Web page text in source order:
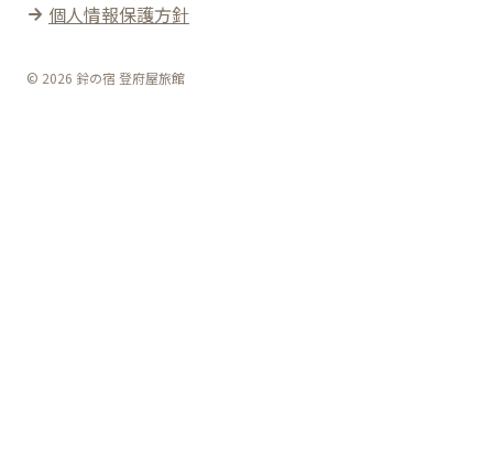
個人情報保護方針
© 2026 鈴の宿 登府屋旅館